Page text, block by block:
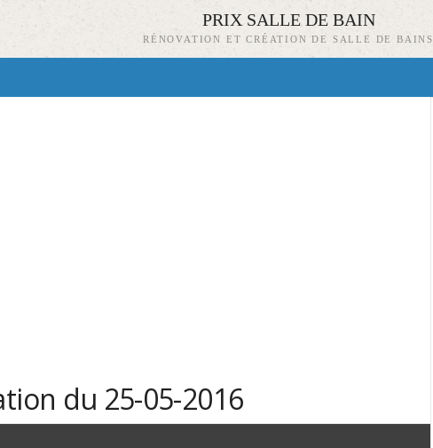
PRIX SALLE DE BAIN
RÉNOVATION ET CRÉATION DE SALLE DE BAINS
du 25-05-2016